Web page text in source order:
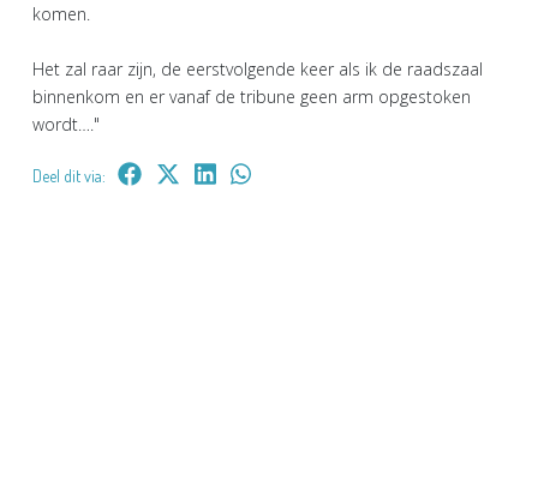
komen.
Het zal raar zijn, de eerstvolgende keer als ik de raadszaal
binnenkom en er vanaf de tribune geen arm opgestoken
wordt…."
Deel dit via: